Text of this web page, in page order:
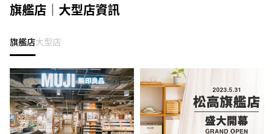
旗艦店｜大型店資訊
旗艦店大型店